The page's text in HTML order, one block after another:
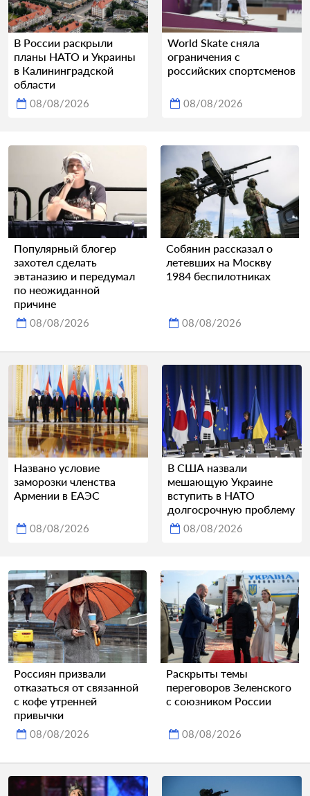
В России раскрыли
планы НАТО и Украины
в Калининградской
области
08/08/2026
World Skate сняла
ограничения с
российских спортсменов
08/08/2026
Популярный блогер
захотел сделать
эвтаназию и передумал
по неожиданной
причине
08/08/2026
Собянин рассказал о
летевших на Москву
1984 беспилотниках
08/08/2026
Названо условие
заморозки членства
Армении в ЕАЭС
08/08/2026
В США назвали
мешающую Украине
вступить в НАТО
долгосрочную проблему
08/08/2026
Россиян призвали
отказаться от связанной
с кофе утренней
привычки
08/08/2026
Раскрыты темы
переговоров Зеленского
с союзником России
08/08/2026